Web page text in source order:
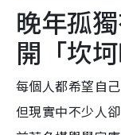
晚年孤
開「坎
每個人都希望自
但現實中不少人